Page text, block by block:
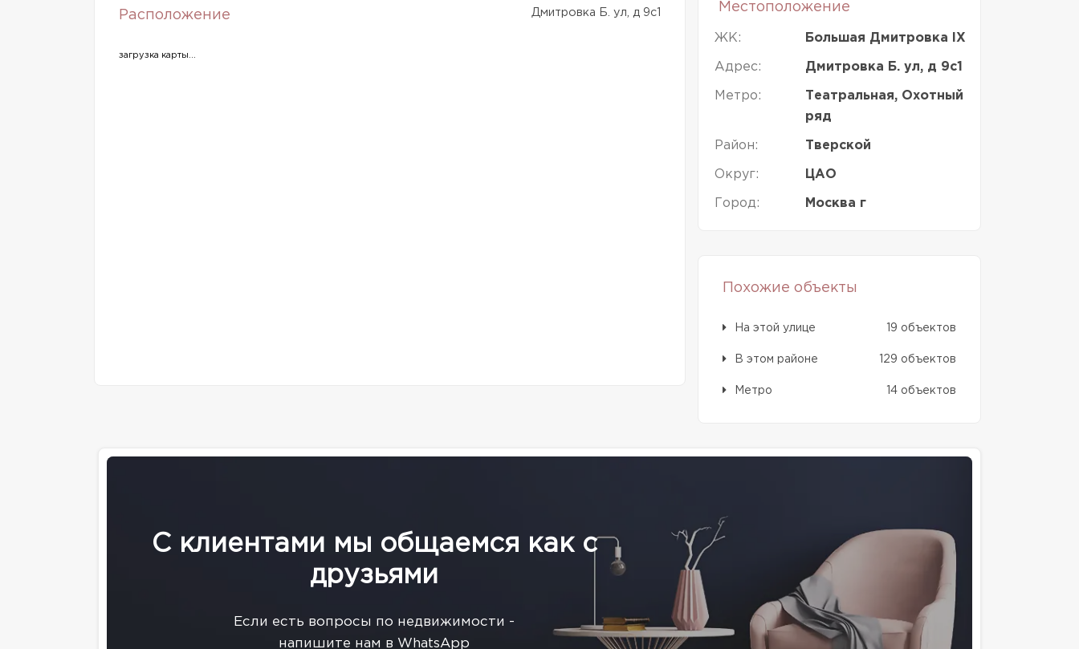
Расположение Дмитровка Б. ул, д 9с1
загрузка карты...
Местоположение
ЖК: Большая Дмитровка IX
Адрес: Дмитровка Б. ул, д 9с1
Метро:
Театральная, Охотный
ряд
Район: Тверской
Округ: ЦАО
Город: Москва г
Похожие объекты
На этой улице 19 объектов
В этом районе 129 объектов
Метро 14 объектов
С клиентами мы общаемся как с
друзьями
Eсли есть вопросы по недвижимости -
напишите нам в WhatsApp